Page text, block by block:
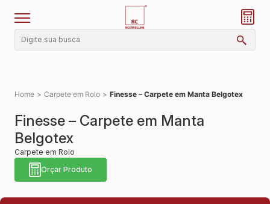
Home > Carpete em Rolo > Finesse – Carpete em Manta Belgotex
Finesse – Carpete em Manta
Belgotex
Carpete em Rolo
Orçar Produto